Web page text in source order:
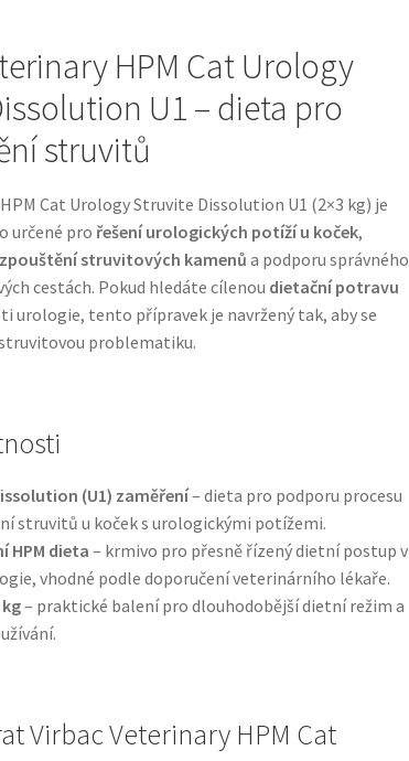
HPM Cat Urology
U1 – dieta pro
struvitů
Cat Urology Struvite Dissolution U1 (2×3 kg) je
určené pro řešení urologických potíží u koček,
struvitových kamenů a podporu správného
cestách. Pokud hledáte cílenou dietační potravu
urologie, tento přípravek je navržený tak, aby se
problematiku.
(U1) zaměření– dieta pro podporu procesu
struvitů u koček s urologickými potížemi.
HPM dieta – krmivo pro přesně řízený dietní postup v
vhodné podle doporučení veterinárního lékaře.
– praktické balení pro dlouhodobější dietní režim a
Virbac Veterinary HPM Cat